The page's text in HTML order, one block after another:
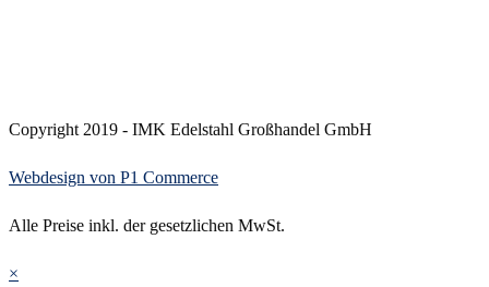
Copyright 2019 - IMK Edelstahl Großhandel GmbH
Webdesign von P1 Commerce
Alle Preise inkl. der gesetzlichen MwSt.
×